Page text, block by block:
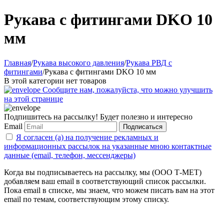
Рукава с фитингами DKO 10
мм
Главная/Рукава высокого давления/Рукава РВД с
фитингами/Рукава с фитингами DKO 10 мм
В этой категории нет товаров
Сообщите нам, пожалуйста, что можно улучшить
на этой странице
Подпишитесь на рассылку! Будет полезно и интересно
Email
Подписаться
Я согласен (а) на получение рекламных и
информационных рассылок на указанные мною контактные
данные (email, телефон, мессенджеры)
Когда вы подписываетесь на рассылку, мы (ООО Т-МЕТ)
добавляем ваш email в соответствующий список рассылки.
Пока email в списке, мы знаем, что можем писать вам на этот
email по темам, соответствующим этому списку.